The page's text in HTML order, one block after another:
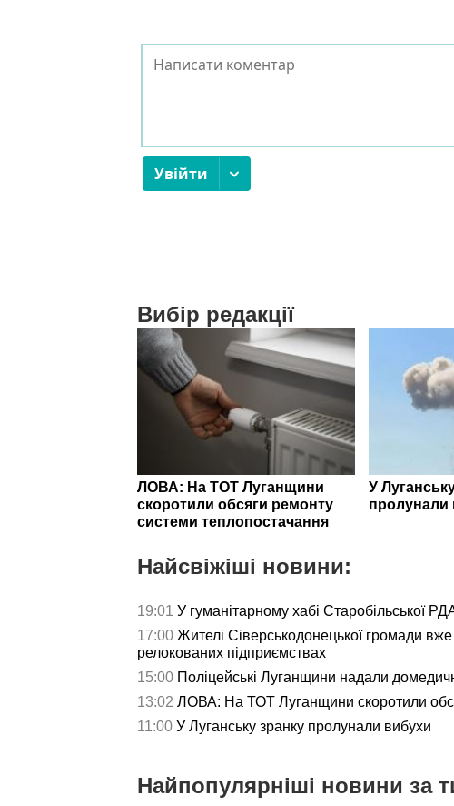
Вибір редакції
ЛОВА: На ТОТ Луганщини
скоротили обсяги ремонту
системи теплопостачання
У
пролунали
Найсвіжіші новини:
19:01 У гуманітарному хабі Старобільської
17:00 Жителі Сіверськодонецької громади
релокованих підприємствах
15:00 Поліцейські Луганщини надали
13:02 ЛОВА: На ТОТ Луганщини скоротили
11:00 У Луганську зранку пролунали вибухи
Найпопулярніші новини за